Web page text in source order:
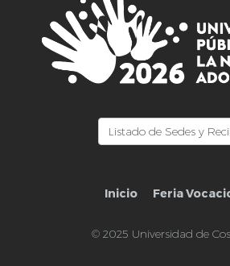
Listado de Sedes y
Inicio Feria
© 2025 Universidad de